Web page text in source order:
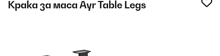
Крака за маса Ayr Table Legs